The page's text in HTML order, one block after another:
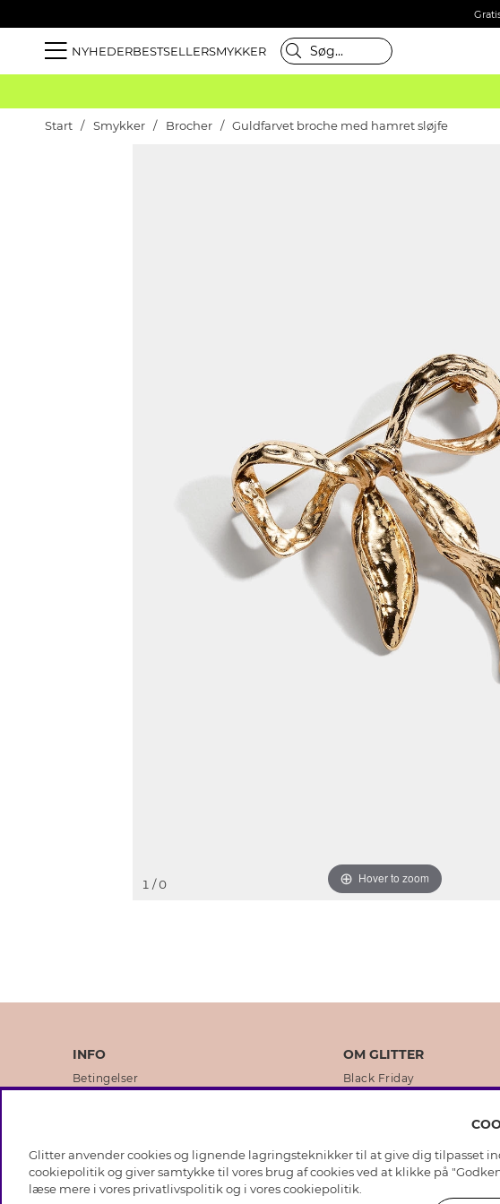
NYHEDERBESTSELLERSMYKKER
Start Smykker Brocher Guldfarvet broche med hamret sløjfe
Hover to zoom
1 / 0
INFO
Betingelser
Medlemsbetingelser
OM GLITTER
Black Friday
Virksomhedens historie
Glitter anvender cookies og lignende lagringsteknikker til at give dig tilpasset
cookiepolitik og giver samtykke til vores brug af cookies ved at klikke på
læse mere i vores privatlivspolitik og i vorescookiepolitik